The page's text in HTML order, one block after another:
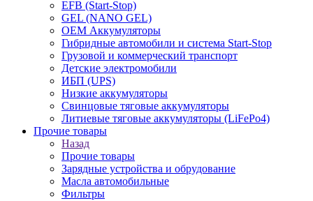
EFB (Start-Stop)
GEL (NANO GEL)
OEM Аккумуляторы
Гибридные автомобили и система Start-Stop
Грузовой и коммерческий транспорт
Детские электромобили
ИБП (UPS)
Низкие аккумуляторы
Свинцовые тяговые аккумуляторы
Литиевые тяговые аккумуляторы (LiFePo4)
Прочие товары
Назад
Прочие товары
Зарядные устройства и обрудование
Масла автомобильные
Фильтры